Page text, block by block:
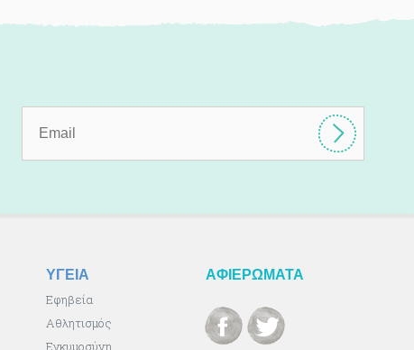
ΥΓΕΙΑ
Εφηβεία
Αθλητισμός
Εγκυμοσύνη
ΑΦΙΕΡΩΜΑΤΑ